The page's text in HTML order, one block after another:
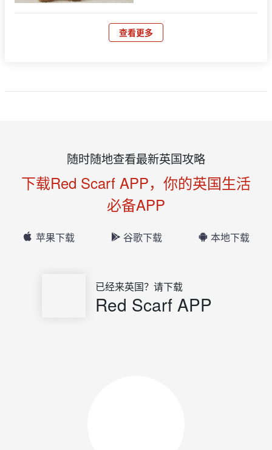
查看更多
随时随地查看最新英国攻略
下载Red Scarf APP，你的英国生活
必备APP
苹果下载 谷歌下载 本地下载
已经来英国？请下载
Red Scarf APP